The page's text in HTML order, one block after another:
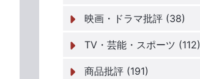
映画・ドラマ批評 (38)
TV・芸能・スポーツ (112)
商品批評 (191)